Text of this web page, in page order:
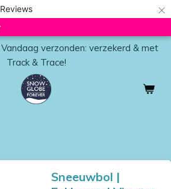
Reviews ×
verzonden: verzekerd & met
Track & Trace!
Sneeuwbol |